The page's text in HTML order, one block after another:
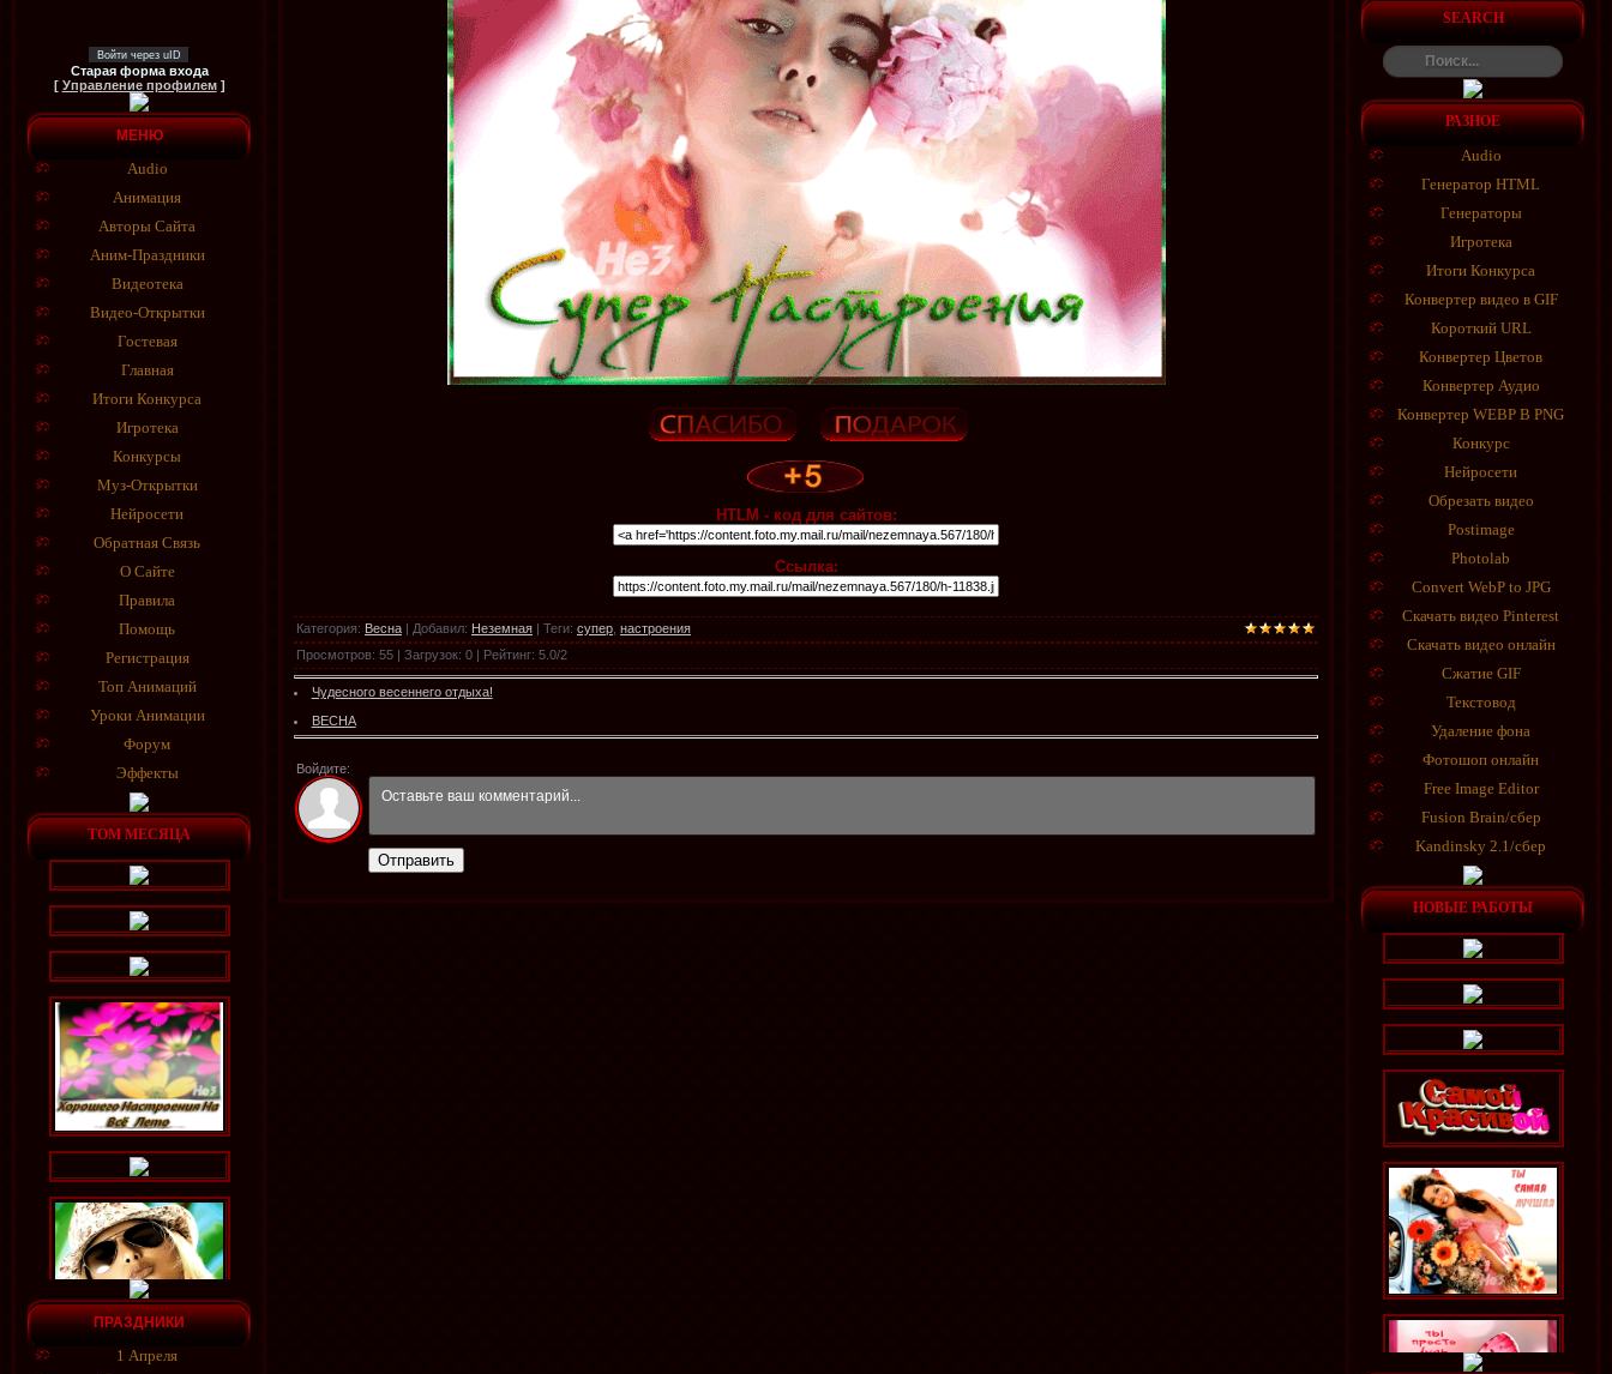
Войти через uID
Старая форма входа
[ Управление профилем]
МЕНЮ
Audio
Анимация
Авторы Сайта
Аним-Праздники
Видеотека
Видео-Открытки
Гостевая
Главная
Итоги Конкурса
Игротека
Конкурсы
Муз-Открытки
Нейросети
Обратная Связь
О Сайте
Правила
Помощь
Регистрация
Топ Анимаций
Уроки Анимации
Форум
Эффекты
ТОМ МЕСЯЦА
ПРАЗДНИКИ
1 Апреля
HTLM - код для сайтов:
Ссылка:
Категория: Весна | Добавил: Неземная | Теги: супер настроения
Просмотров: 55 | Загрузок: 0 | Рейтинг: 5.0/2
Чудесного весеннего отдыха!
ВЕСНА
Войдите:
Отправить
SEARCH
РАЗНОЕ
Audio
Генератор HTML
Генераторы
Игротека
Итоги Конкурса
Конвертер видео в GIF
Короткий URL
Конвертер Цветов
Конвертер Аудио
Конвертер WEBP В PNG
Конкурс
Нейросети
Обрезать видео
Postimage
Photolab
Convert WebP to JPG
Скачать видео Pinterest
Скачать видео онлайн
Сжатие GIF
Текстовод
Удаление фона
Фотошоп онлайн
Free Image Editor
Fusion Brain/сбер
Kandinsky 2.1/сбер
НОВЫЕ РАБОТЫ